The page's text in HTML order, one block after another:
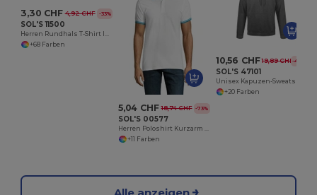
3,30 CHF 4,92 CHF -33%
SOL'S 11500
Herren Rundhals T-Shirt Imperial
+68 Farben
5,04 CHF 18,74 CHF -73%
SOL'S 00577
Herren Poloshirt Kurzarm Pasadena
+11 Farben
10,56 CHF 19,89 CHF-47%
SOL'S 47101
+20 Farben
Alle anzeigen